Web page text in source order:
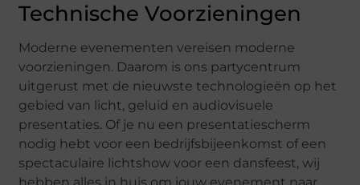
Technische Voorzieningen
Moderne evenementen vereisen moderne
voorzieningen. Daarom is ons partycentrum
uitgerust met de nieuwste technologieën op het
gebied van licht, geluid en audiovisuele
presentaties. Of je nu een presentatiescherm
nodig hebt voor een bedrijfsbijeenkomst of een
spectaculaire lichtshow voor een dansfeest, wij